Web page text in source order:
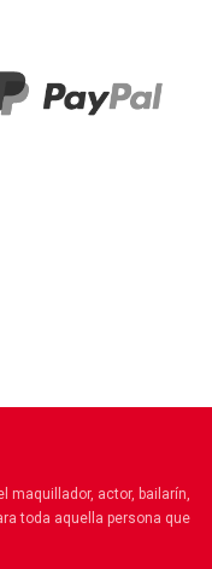
maquillador, actor, bailarín,
toda aquella persona que